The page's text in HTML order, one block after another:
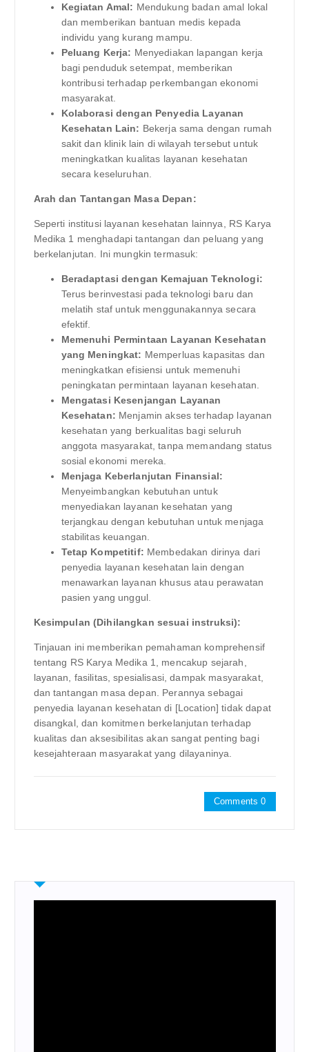
Kegiatan Amal: Mendukung badan amal lokal
dan memberikan bantuan medis kepada
individu yang kurang mampu.
Peluang Kerja: Menyediakan lapangan kerja
bagi penduduk setempat, memberikan
kontribusi terhadap perkembangan ekonomi
masyarakat.
Kolaborasi dengan Penyedia Layanan
Kesehatan Lain: Bekerja sama dengan rumah
sakit dan klinik lain di wilayah tersebut untuk
meningkatkan kualitas layanan kesehatan
secara keseluruhan.
Arah dan Tantangan Masa Depan:
Seperti institusi layanan kesehatan lainnya, RS Karya
Medika 1 menghadapi tantangan dan peluang yang
berkelanjutan. Ini mungkin termasuk:
Beradaptasi dengan Kemajuan Teknologi:
Terus berinvestasi pada teknologi baru dan
melatih staf untuk menggunakannya secara
efektif.
Memenuhi Permintaan Layanan Kesehatan
yang Meningkat: Memperluas kapasitas dan
meningkatkan efisiensi untuk memenuhi
peningkatan permintaan layanan kesehatan.
Mengatasi Kesenjangan Layanan
Kesehatan: Menjamin akses terhadap layanan
kesehatan yang berkualitas bagi seluruh
anggota masyarakat, tanpa memandang status
sosial ekonomi mereka.
Menjaga Keberlanjutan Finansial:
Menyeimbangkan kebutuhan untuk
menyediakan layanan kesehatan yang
terjangkau dengan kebutuhan untuk menjaga
stabilitas keuangan.
Tetap Kompetitif: Membedakan dirinya dari
penyedia layanan kesehatan lain dengan
menawarkan layanan khusus atau perawatan
pasien yang unggul.
Kesimpulan (Dihilangkan sesuai instruksi):
Tinjauan ini memberikan pemahaman komprehensif
tentang RS Karya Medika 1, mencakup sejarah,
layanan, fasilitas, spesialisasi, dampak masyarakat,
dan tantangan masa depan. Perannya sebagai
penyedia layanan kesehatan di [Location] tidak dapat
disangkal, dan komitmen berkelanjutan terhadap
kualitas dan aksesibilitas akan sangat penting bagi
kesejahteraan masyarakat yang dilayaninya.
Comments 0